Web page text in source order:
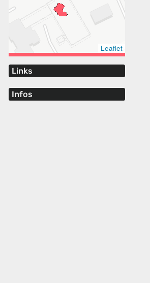
Leaflet
Links
Infos